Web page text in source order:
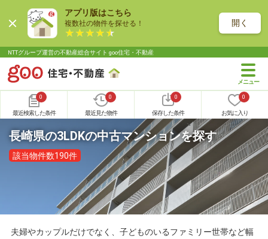
アプリ版はこちら
複数社の物件を探せる！ 開く
NTTグループ運営の不動産総合サイト goo住宅・不動産
0
最近検索した条件
0
最近見た物件
0
保存した条件
0
お気に入り
長崎県の3LDKの中古マンションを探す
該当物件数190件
夫婦やカップルだけでなく、子どものいるファミリー世帯など幅